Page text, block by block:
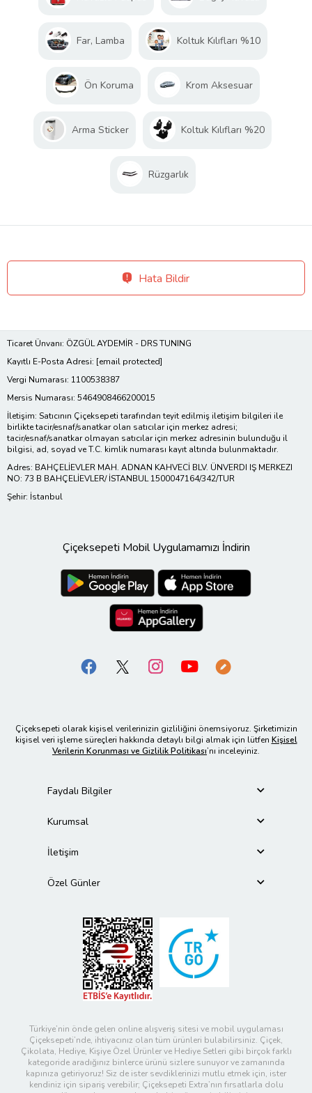
Far, Lamba Koltuk Kılıfları %10
Ön Koruma Krom Aksesuar
Arma Sticker Koltuk Kılıfları %20
Rüzgarlık
Hata Bildir
Ticaret Ünvanı: ÖZGÜL AYDEMİR - DRS TUNING
Kayıtlı E-Posta Adresi: [email protected]
Vergi Numarası: 1100538387
Mersis Numarası: 5464908466200015
İletişim: Satıcının Çiçeksepeti tarafından teyit edilmiş iletişim bilgileri ile
birlikte tacir/esnaf/sanatkar olan satıcılar için merkez adresi;
tacir/esnaf/sanatkar olmayan satıcılar için merkez adresinin bulunduğu il
bilgisi, ad, soyad ve T.C. kimlik numarası kayıt altında bulunmaktadır.
Adres: BAHÇELİEVLER MAH. ADNAN KAHVECİ BLV. ÜNVERDI IŞ MERKEZI
NO: 73 B BAHÇELİEVLER/ İSTANBUL 1500047164/342/TUR
Şehir: İstanbul
Çiçeksepeti Mobil Uygulamamızı İndirin
Çiçeksepeti olarak kişisel verilerinizin gizliliğini önemsiyoruz. Şirketimizin
kişisel veri işleme süreçleri hakkında detaylı bilgi almak için lütfen Kişisel
Verilerin Korunması ve Gizlilik Politikası’nı inceleyiniz.
Faydalı Bilgiler
Kurumsal
İletişim
Özel Günler
Türkiye’nin önde gelen online alışveriş sitesi ve mobil uygulaması
Çiçeksepeti’nde, ihtiyacınız olan tüm ürünleri bulabilirsiniz. Çiçek,
Çikolata, Hediye, Kişiye Özel Ürünler ve Hediye Setleri gibi birçok farklı
kategoride aradığınız binlerce ürünü sizlere sunuyor ve zamanında
kapınıza getiriyoruz! Siz de ister sevdiklerinizi mutlu etmek için, ister
kendiniz için sipariş verebilir; Çiçeksepeti Extra’nın fırsatlarla dolu